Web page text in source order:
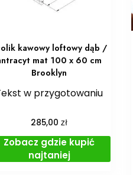
kawowy loftowy dąb /
mat 100 x 60 cm
Brooklyn
w przygotowaniu
285,00zł
Zobacz gdzie kupić
najtaniej